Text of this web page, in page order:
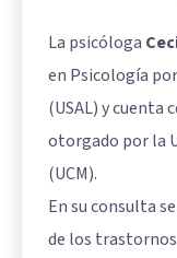
La psicóloga
en Psicología
(USAL) y cuenta
otorgado por la
(UCM).
En su consulta
de los trastornos